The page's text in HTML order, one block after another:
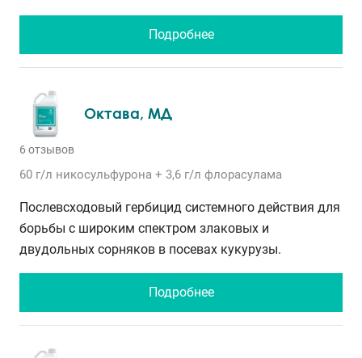
Подробнее
Октава, МД
6 отзывов
60 г/л никосульфурона + 3,6 г/л флорасулама
Послевсходовый гербицид системного действия для
борьбы с широким спектром злаковых и
двудольных сорняков в посевах кукурузы.
Подробнее